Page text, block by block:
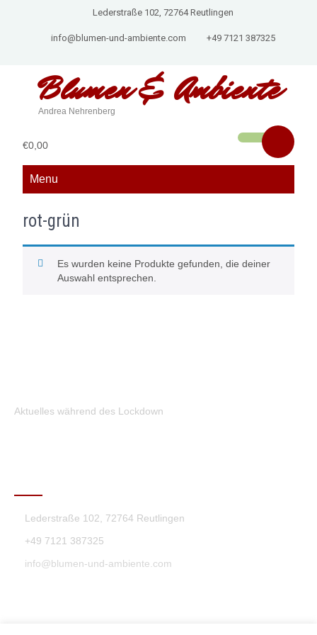
Lederstraße 102, 72764 Reutlingen
info@blumen-und-ambiente.com +49 7121 387325
Blumen &Ambiente
Andrea Nehrenberg
€0,00
Menu
rot-grün
Es wurden keine Produkte gefunden, die deiner
Auswahl entsprechen.
Aktuelles während des Lockdown
Lederstraße 102, 72764 Reutlingen
+49 7121 387325
info@blumen-und-ambiente.com